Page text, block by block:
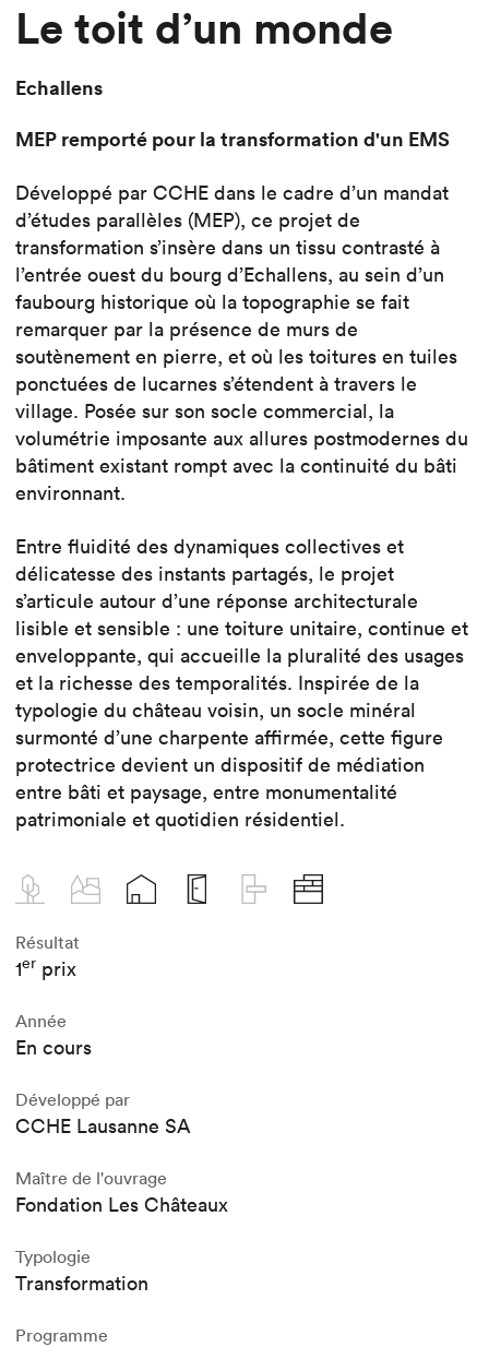
Le toit d’un monde
Echallens
MEP remporté pour la transformation d'un EMS
Développé par CCHE dans le cadre d’un mandat
d’études parallèles (MEP), ce projet de
transformation s’insère dans un tissu contrasté à
l’entrée ouest du bourg d’Echallens, au sein d’un
faubourg historique où la topographie se fait
remarquer par la présence de murs de
soutènement en pierre, et où les toitures en tuiles
ponctuées de lucarnes s’étendent à travers le
village. Posée sur son socle commercial, la
volumétrie imposante aux allures postmodernes du
bâtiment existant rompt avec la continuité du bâti
environnant.
Entre fluidité des dynamiques collectives et
délicatesse des instants partagés, le projet
s’articule autour d’une réponse architecturale
lisible et sensible : une toiture unitaire, continue et
enveloppante, qui accueille la pluralité des usages
et la richesse des temporalités. Inspirée de la
typologie du château voisin, un socle minéral
surmonté d’une charpente affirmée, cette figure
protectrice devient un dispositif de médiation
entre bâti et paysage, entre monumentalité
patrimoniale et quotidien résidentiel.
Résultat
1er prix
Année
En cours
Développé par
CCHE Lausanne SA
Maître de l'ouvrage
Fondation Les Châteaux
Typologie
Transformation
Programme